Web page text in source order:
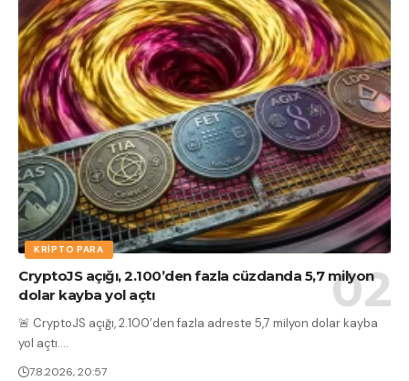
KRIPTO PARA
CryptoJS açığı, 2.100’den fazla cüzdanda 5,7 milyon
dolar kayba yol açtı
🚨 CryptoJS açığı, 2.100’den fazla adreste 5,7 milyon dolar kayba
yol açtı.…
7.8.2026, 20:57